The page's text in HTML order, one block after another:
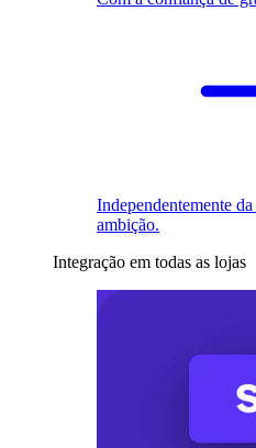
Independentemente
ambição.
Integração em todas as lojas